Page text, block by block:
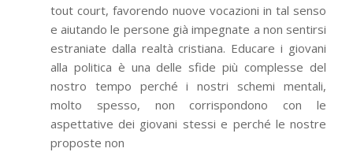
tout court, favorendo nuove vocazioni in tal senso
e aiutando le persone già impegnate a non sentirsi
estraniate dalla realtà cristiana. Educare i giovani
alla politica è una delle sfide più complesse del
nostro tempo perché i nostri schemi mentali,
molto spesso, non corrispondono con le
aspettative dei giovani stessi e perché le nostre
proposte non